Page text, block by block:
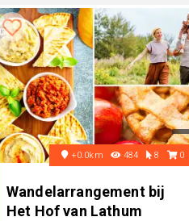
+0.0km 484 8 0
Wandelarrangement bij
Het Hof van Lathum